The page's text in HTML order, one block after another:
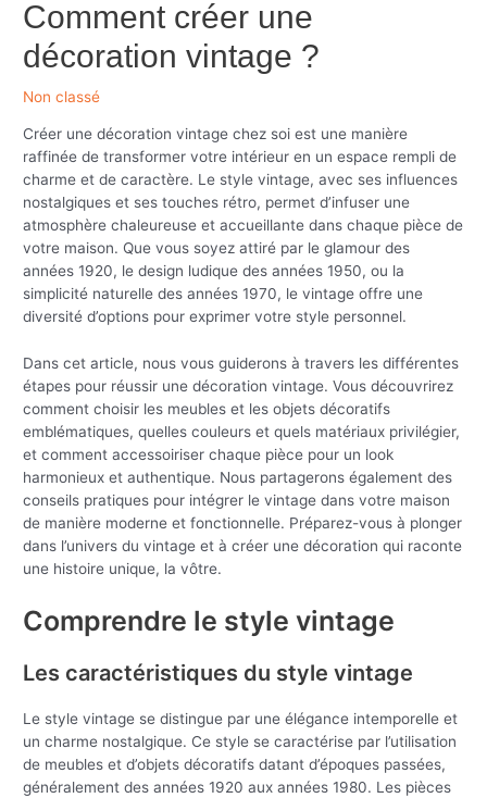
Comment créer une
décoration vintage ?
Non classé
Créer une décoration vintage chez soi est une manière
raffinée de transformer votre intérieur en un espace rempli de
charme et de caractère. Le style vintage, avec ses influences
nostalgiques et ses touches rétro, permet d’infuser une
atmosphère chaleureuse et accueillante dans chaque pièce de
votre maison. Que vous soyez attiré par le glamour des
années 1920, le design ludique des années 1950, ou la
simplicité naturelle des années 1970, le vintage offre une
diversité d’options pour exprimer votre style personnel.
Dans cet article, nous vous guiderons à travers les différentes
étapes pour réussir une décoration vintage. Vous découvrirez
comment choisir les meubles et les objets décoratifs
emblématiques, quelles couleurs et quels matériaux privilégier,
et comment accessoiriser chaque pièce pour un look
harmonieux et authentique. Nous partagerons également des
conseils pratiques pour intégrer le vintage dans votre maison
de manière moderne et fonctionnelle. Préparez-vous à plonger
dans l’univers du vintage et à créer une décoration qui raconte
une histoire unique, la vôtre.
Comprendre le style vintage
Les caractéristiques du style vintage
Le style vintage se distingue par une élégance intemporelle et
un charme nostalgique. Ce style se caractérise par l’utilisation
de meubles et d’objets décoratifs datant d’époques passées,
généralement des années 1920 aux années 1980. Les pièces